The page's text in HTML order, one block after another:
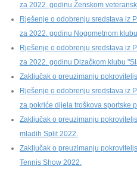
za 2022. godinu Ženskom
Rješenje o odobrenju sredstava iz
za 2022. godinu Nogometnom
Rješenje o odobrenju sredstava iz
za 2022. godinu Dizačkom klubu
Zaključak o preuzimanju
Rješenje o odobrenju sredstava iz
za pokriće dijela troškova sportske
Zaključak o preuzimanju
mladih Split 2022.
Zaključak o preuzimanju
Tennis Show 2022.